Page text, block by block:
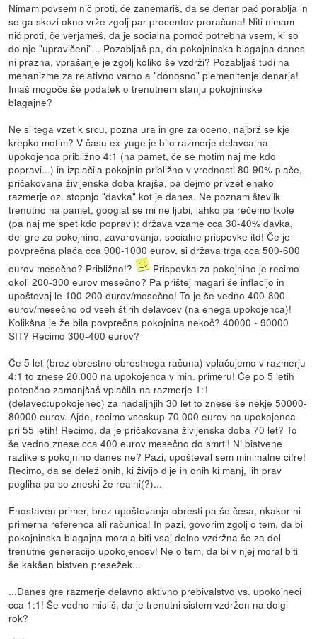
Nimam povsem nič proti, če zanemariš, da se denar pač porablja in
se ga skozi okno vrže zgolj par procentov proračuna! Niti nimam
nič proti, če verjameš, da je socialna pomoč potrebna vsem, ki so
do nje "upravičeni"... Pozabljaš pa, da pokojninska blagajna danes
ni prazna, vprašanje je zgolj koliko še vzdrži? Pozabljaš tudi na
mehanizme za relativno varno a "donosno" plemenitenje denarja!
Imaš mogoče še podatek o trenutnem stanju pokojninske
blagajne?
Ne si tega vzet k srcu, pozna ura in gre za oceno, najbrž se kje
krepko motim? V času ex-yuge je bilo razmerje delavca na
upokojenca približno 4:1 (na pamet, če se motim naj me kdo
popravi...) in izplačila pokojnin približno v vrednosti 80-90% plače,
pričakovana življenska doba krajša, pa dejmo privzet enako
razmerje oz. stopnjo "davka" kot je danes. Ne poznam številk
trenutno na pamet, googlat se mi ne ljubi, lahko pa rečemo tkole
(pa naj me spet kdo popravi): država vzame cca 30-40% davka,
del gre za pokojnino, zavarovanja, socialne prispevke itd! Če je
povprečna plača cca 900-1000 eurov, si država trga cca 500-600
eurov mesečno? Približno!?
Prispevka za pokojnino je recimo
okoli 200-300 eurov mesečno? Pa prištej magari še inflacijo in
upoštevaj le 100-200 eurov/mesečno! To je še vedno 400-800
eurov/mesečno od vseh štirih delavcev (na enega upokojenca)!
Kolikšna je že bila povprečna pokojnina nekoč? 40000 - 90000
SIT? Recimo 300-400 eurov?
Če 5 let (brez obrestno obrestnega računa) vplačujemo v razmerju
4:1 to znese 20.000 na upokojenca v min. primeru! Če po 5 letih
potenčno zamanjšaš vplačila na razmerje 1:1
(delavec:upokojenec) za nadaljnjih 30 let to znese še nekje 50000-
80000 eurov. Ajde, recimo vseskup 70.000 eurov na upokojenca
pri 55 letih! Recimo, da je pričakovana življenska doba 70 let? To
še vedno znese cca 400 eurov mesečno do smrti! Ni bistvene
razlike s pokojnino danes ne? Pazi, upošteval sem minimalne cifre!
Recimo, da se delež onih, ki živijo dlje in onih ki manj, lih prav
pogliha pa so zneski že realni(?)...
Enostaven primer, brez upoštevanja obresti pa še česa, nkakor ni
primerna referenca ali računica! In pazi, govorim zgolj o tem, da bi
pokojninska blagajna morala biti vsaj delno vzdržna še za del
trenutne generacijo upokojencev! Ne o tem, da bi v njej moral biti
še kakšen bistven presežek...
...Danes gre razmerje delavno aktivno prebivalstvo vs. upokojneci
cca 1:1! Še vedno misliš, da je trenutni sistem vzdržen na dolgi
rok?